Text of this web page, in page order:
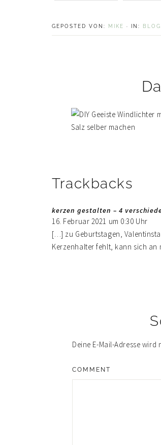
GEPOSTED VON: MIKE · IN: BLOG
Leser-
Interaktionen
Trackbacks
kerzen gestalten – 4
16. Februar 2021 um 0:30 Uhr
[…] zu Geburtstagen,
Kerzenhalter fehlt, kann sich an
Deine E-Mail-Adresse
COMMENT